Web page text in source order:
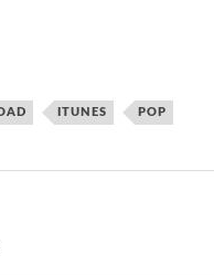
ITUNES POP